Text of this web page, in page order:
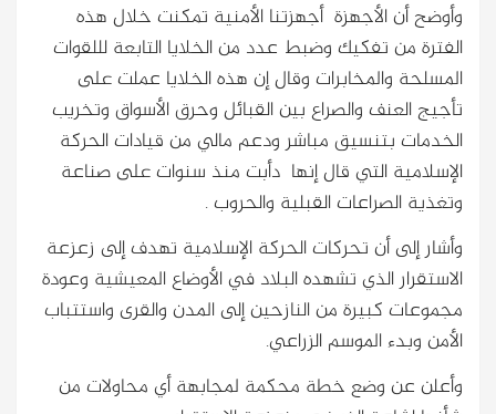
وأوضح أن الأجهزة أجهزتنا الأمنية تمكنت خلال هذه
الفترة من تفكيك وضبط عدد من الخلايا التابعة لللقوات
المسلحة والمخابرات وقال إن هذه الخلايا عملت على
تأجيج العنف والصراع بين القبائل وحرق الأسواق وتخريب
الخدمات بتنسيق مباشر ودعم مالي من قيادات الحركة
الإسلامية التي قال إنها دأبت منذ سنوات على صناعة
وتغذية الصراعات القبلية والحروب .
وأشار إلى أن تحركات الحركة الإسلامية تهدف إلى زعزعة
الاستقرار الذي تشهده البلاد في الأوضاع المعيشية وعودة
مجموعات كبيرة من النازحين إلى المدن والقرى واستتباب
الأمن وبدء الموسم الزراعي.
وأعلن عن وضع خطة محكمة لمجابهة أي محاولات من